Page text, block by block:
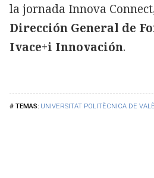
UNIVERSITAT POLITÈCNICA DE
la jornada Innova
Dirección General de
Ivace+i Innovación.